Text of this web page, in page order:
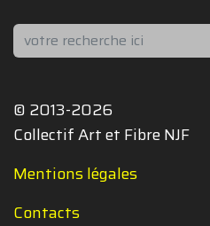
Rechercher
© 2013-2026
Collectif Art et Fibre NJF
Mentions légales
Contacts